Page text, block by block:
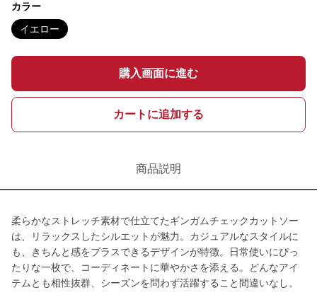
カラー
イエロー
購入画面に進む
カートに追加する
商品説明
柔らかなストレッチ素材で仕立てたギンガムチェックカットソー
は、リラックスしたシルエットが魅力。カジュアルなスタイルに
も、きちんと感をプラスできるデザインが特徴。日常使いにぴっ
たりな一枚で、コーディネートに華やかさを添える。どんなアイ
テムとも相性抜群、シーズンを問わず活躍すること間違いなし。